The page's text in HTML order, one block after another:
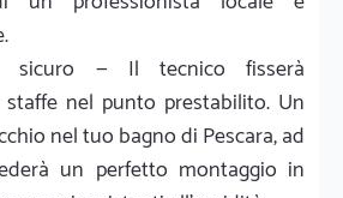
sicuro — Il tecnico fisserà
nel punto prestabilito. Un
nel tuo bagno di Pescara, ad
un perfetto montaggio in